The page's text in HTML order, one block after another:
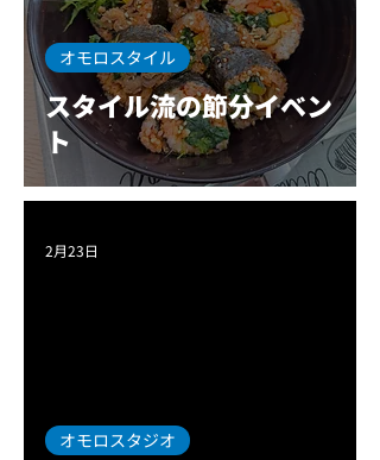
スタイル流の節分イベン
ト
オモロスタイル
オモロスタジオ
2月23日